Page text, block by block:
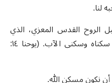
لنا.
الروح القدس المعزي، الذي
يمكث معنا للأبد، سيكون مكان سكناه وسكنى الآب. (يوحنا ١٤:
نكون مسكن الله.